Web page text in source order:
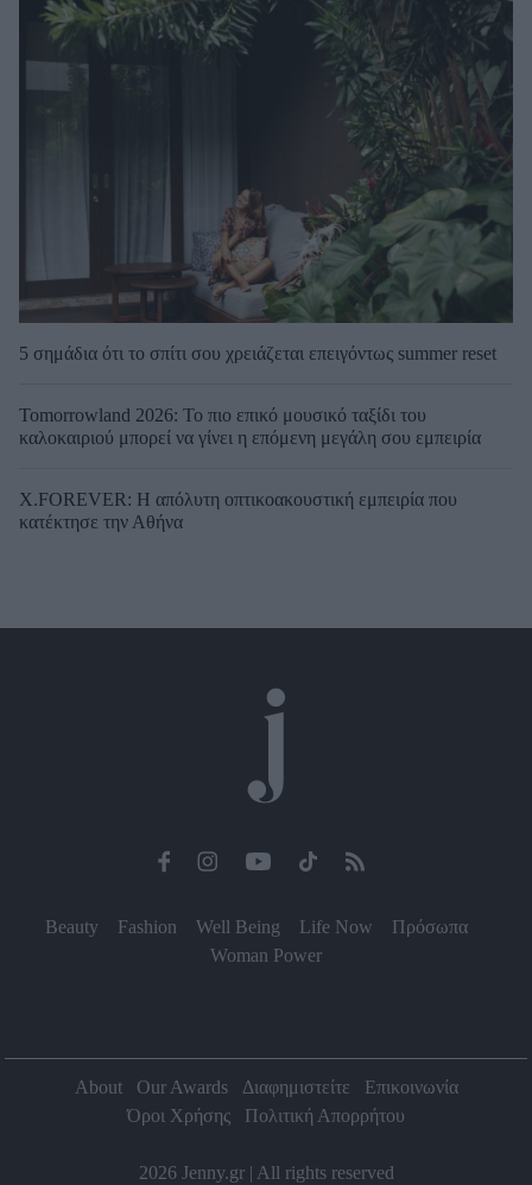
5 σημάδια ότι το σπίτι σου χρειάζεται επειγόντως summer reset
Tomorrowland 2026: Το πιο επικό μουσικό ταξίδι του
καλοκαιριού μπορεί να γίνει η επόμενη μεγάλη σου εμπειρία
X.FOREVER: Η απόλυτη οπτικοακουστική εμπειρία που
κατέκτησε την Αθήνα
Beauty Fashion Well Being Life Now
Πρόσωπα
Woman Power
About Our Awards Διαφημιστείτε
Επικοινωνία
Όροι Χρήσης
Πολιτική Απορρήτου
2026 Jenny.gr | All rights reserved